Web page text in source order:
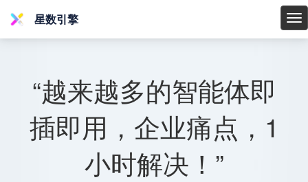
星
星数引擎
“越来越多的智能体即
插即用，企业痛点，1
小时解决！”